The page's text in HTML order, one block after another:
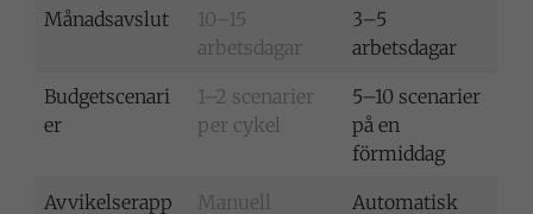
Månadsavslut
10–15
arbetsdagar
3–5
arbetsdagar
Budgetscenari
er
1–2 scenarier
per cykel
5–10 scenarier
på en
förmiddag
Avvikelserapp
Manuell
Automatisk